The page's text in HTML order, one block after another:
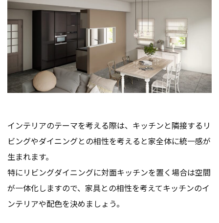
インテリアのテーマを考える際は、キッチンと隣接するリ
ビングやダイニングとの相性を考えると家全体に統一感が
生まれます。
特にリビングダイニングに対面キッチンを置く場合は空間
が一体化しますので、家具との相性を考えてキッチンのイ
ンテリアや配色を決めましょう。